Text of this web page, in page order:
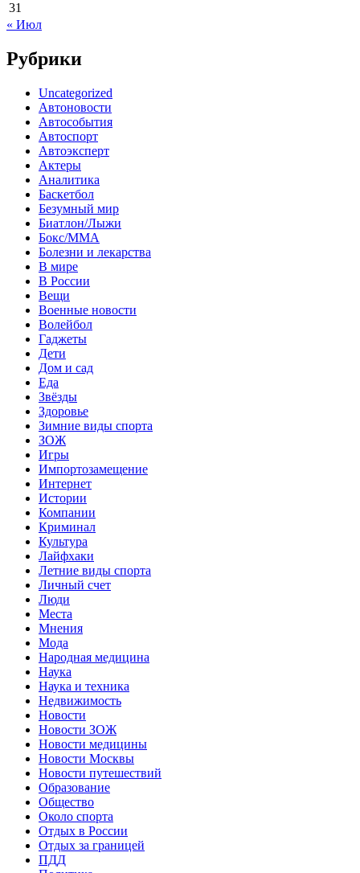
31
« Июл
Рубрики
Uncategorized
Автоновости
Автособытия
Автоспорт
Автоэксперт
Актеры
Аналитика
Баскетбол
Безумный мир
Биатлон/Лыжи
Бокс/MMA
Болезни и лекарства
В мире
В России
Вещи
Военные новости
Волейбол
Гаджеты
Дети
Дом и сад
Еда
Звёзды
Здоровье
Зимние виды спорта
ЗОЖ
Игры
Импортозамещение
Интернет
Истории
Компании
Криминал
Культура
Лайфхаки
Летние виды спорта
Личный счет
Люди
Места
Мнения
Мода
Народная медицина
Наука
Наука и техника
Недвижимость
Новости
Новости ЗОЖ
Новости медицины
Новости Москвы
Новости путешествий
Образование
Общество
Около спорта
Отдых в России
Отдых за границей
ПДД